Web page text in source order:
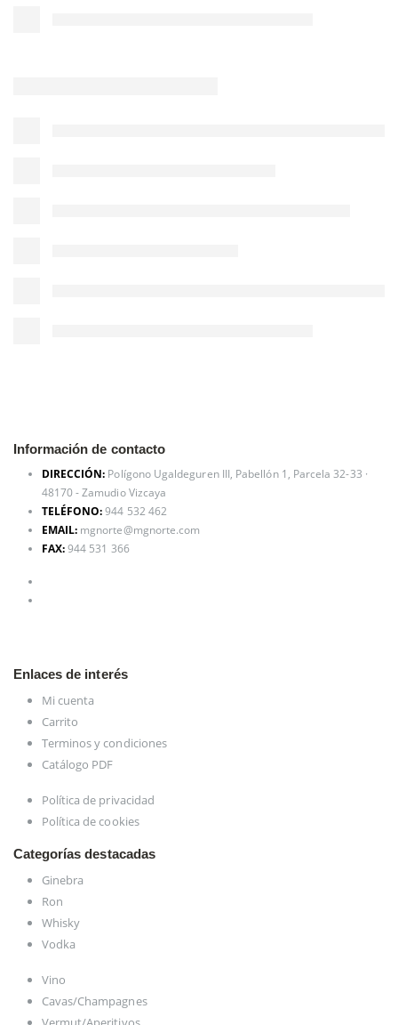
Información de contacto
DIRECCIÓN: Polígono Ugaldeguren III, Pabellón 1, Parcela 32-33 ·
48170 - Zamudio Vizcaya
TELÉFONO:944 532 462
EMAIL: mgnorte@mgnorte.com
FAX:944 531 366
Enlaces de interés
Mi cuenta
Carrito
Terminos y condiciones
Catálogo PDF
Política de privacidad
Política de cookies
Categorías destacadas
Ginebra
Ron
Whisky
Vodka
Vino
Cavas/Champagnes